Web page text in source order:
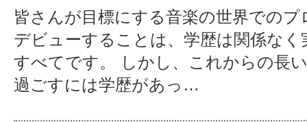
皆さんが目標にする音楽の世界での
デビューすることは、学歴は関係なく
すべてです。 しかし、これからの長
過ごすには学歴があっ…